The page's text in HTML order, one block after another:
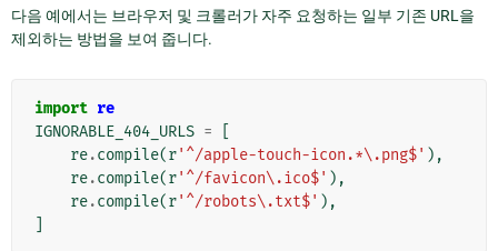
다음 예에서는 브라우저 및 크롤러가 자주 요청하는 일부 기존 URL을
제외하는 방법을 보여 줍니다.
import re
IGNORABLE_404_URLS =
re.compile(r'^/apple-touch-icon.*\.png$' ),
re.compile(r'^/favicon\.ico$' ),
re.compile(r'^/robots\.txt$' ),